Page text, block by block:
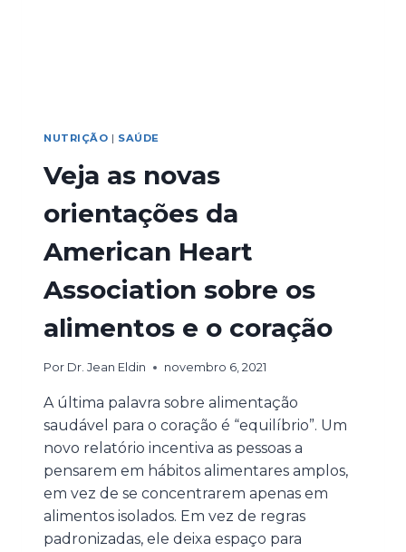
NUTRIÇÃO | SAÚDE
Veja as novas
orientações da
American Heart
Association sobre os
alimentos e o coração
Por Dr. Jean Eldin novembro 6, 2021
A última palavra sobre alimentação
saudável para o coração é “equilíbrio”. Um
novo relatório incentiva as pessoas a
pensarem em hábitos alimentares amplos,
em vez de se concentrarem apenas em
alimentos isolados. Em vez de regras
padronizadas, ele deixa espaço para